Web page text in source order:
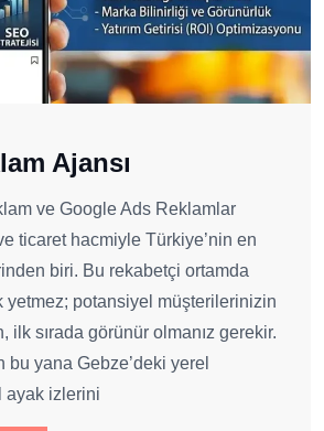
Ajansı
ve Google Ads Reklamlar
ticaret hacmiyle Türkiye’nin en
biri. Bu rekabetçi ortamda
yetmez; potansiyel müşterilerinizin
ilk sırada görünür olmanız gerekir.
bu yana Gebze’deki yerel
ayak izlerini